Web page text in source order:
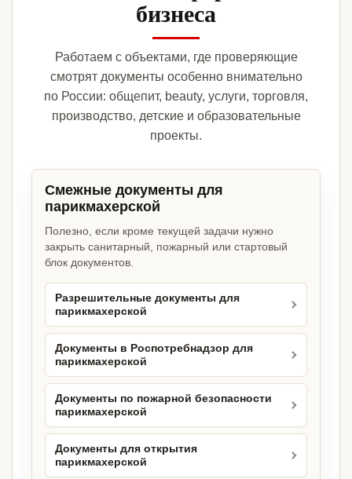
бизнеса
Работаем с объектами, где проверяющие
смотрят документы особенно внимательно
по России: общепит, beauty, услуги, торговля,
производство, детские и образовательные
проекты.
Смежные документы для
парикмахерской
Полезно, если кроме текущей задачи нужно
закрыть санитарный, пожарный или стартовый
блок документов.
Разрешительные документы для
парикмахерской
Документы в Роспотребнадзор для
парикмахерской
Документы по пожарной безопасности
парикмахерской
Документы для открытия
парикмахерской